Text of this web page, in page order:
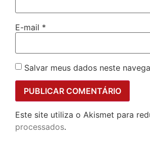
E-mail *
Salvar meus dados neste
Este site utiliza o Akismet para
processados.